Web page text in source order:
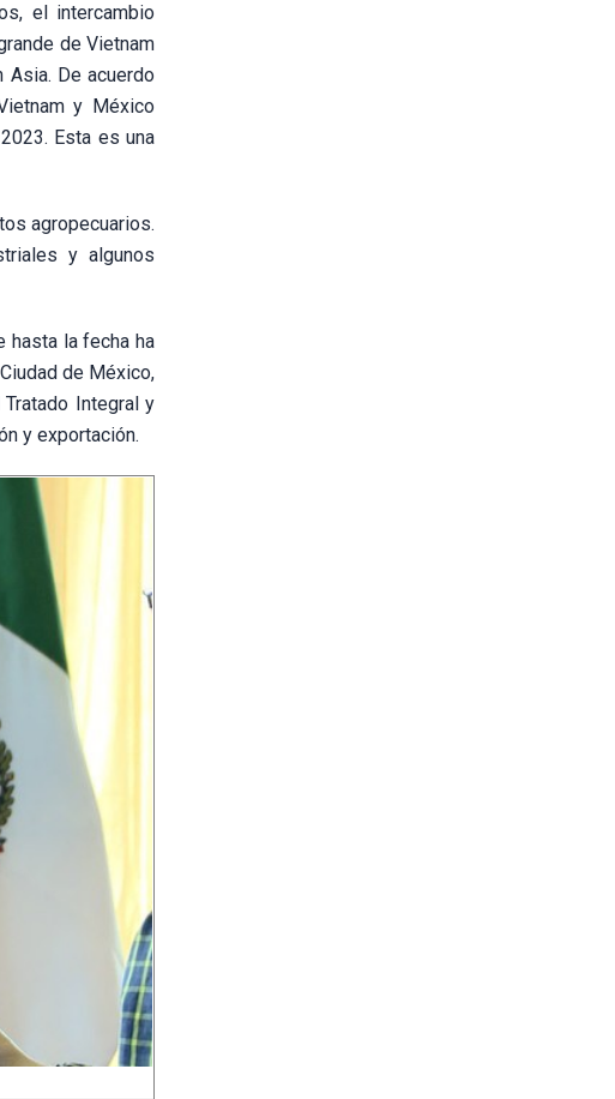
el intercambio
de Vietnam
De acuerdo
y México
Esta es una
agropecuarios.
y algunos
hasta la fecha ha
de México,
Integral y
y exportación.